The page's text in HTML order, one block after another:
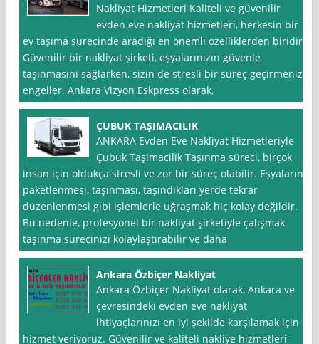
Nakliyat Hizmetleri Kaliteli ve güvenilir
evden eve nakliyat hizmetleri, herkesin bir
ev taşıma sürecinde aradığı en önemli özelliklerden biridir.
Güvenilir bir nakliyat şirketi, eşyalarınızın güvenle
taşınmasını sağlarken, sizin de stresli bir süreç geçirmenizi
engeller. Ankara Vizyon Eskpress olarak,
ÇUBUK TAŞIMACILIK
ANKARA Evden Eve Nakliyat Hizmetleriyle
Çubuk Taşimacilik Taşınma süreci, birçok
insan için oldukça stresli ve zor bir süreç olabilir. Eşyaların
paketlenmesi, taşınması, taşındıkları yerde tekrar
düzenlenmesi gibi işlemlerle uğraşmak hiç kolay değildir.
Bu nedenle, profesyonel bir nakliyat şirketiyle çalışmak
taşınma sürecinizi kolaylaştırabilir ve daha
Ankara Özbiçer Nakliyat
Ankara Özbiçer Nakliyat olarak, Ankara ve
çevresindeki evden eve nakliyat
ihtiyaçlarınızı en iyi şekilde karşılamak için
hizmet veriyoruz. Güvenilir ve kaliteli nakliye hizmetleri